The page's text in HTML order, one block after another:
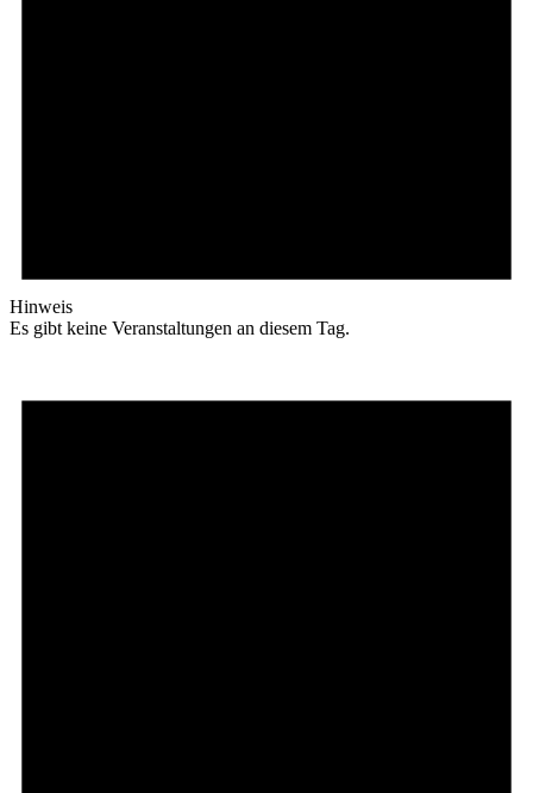
Hinweis
Es gibt keine Veranstaltungen an diesem Tag.